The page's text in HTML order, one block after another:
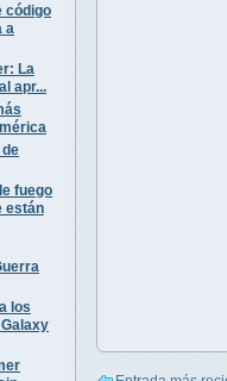
código
a
La
apr...
fuego
están
los